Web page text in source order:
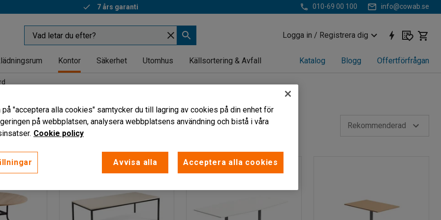
7 års garanti 010-69 00 100 info@cowab.se
Logga in / Registrera dig
Kontor Säkerhet Utomhus Källsortering & Avfall Katalog Blogg Offertförfrågan
Färg stativ Längd Höjd Bredd Visa fler filter Rekommenderad
på "acceptera alla cookies" samtycker du till lagring av cookies på din enhet för
på webbplatsen, analysera webbplatsens användning och bistå i våra
Cookie policy
Avvisa alla Acceptera alla cookies